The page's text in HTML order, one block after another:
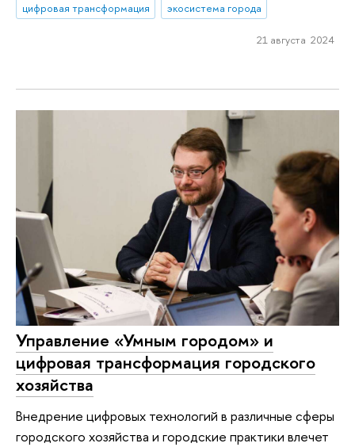
цифровая трансформация
экосистема города
21 августа 2024
Управление «Умным городом» и
цифровая трансформация городского
хозяйства
Внедрение цифровых технологий в различные сферы
городского хозяйства и городские практики влечет